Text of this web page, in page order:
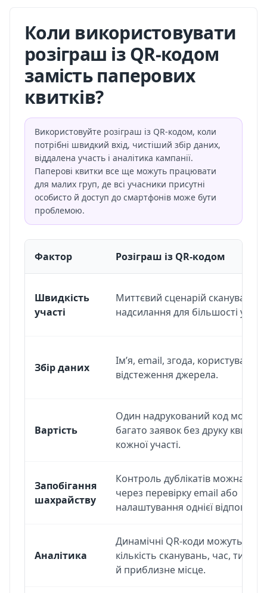
Коли використовувати
розіграш із QR-кодом
замість паперових
квитків?
Використовуйте розіграш із QR-кодом, коли
потрібні швидкий вхід, чистіший збір даних,
віддалена участь і аналітика кампанії.
Паперові квитки все ще можуть працювати
для малих груп, де всі учасники присутні
особисто й доступ до смартфонів може бути
проблемою.
Фактор Розіграш із QR-кодом
Швидкість
участі
Миттєвий сценарій сканування
надсилання для більшості
Збір даних
Ім’я, email, згода,
відстеження джерела.
Вартість
Один надрукований код може
багато заявок без друку квитка
кожної участі.
Запобігання
шахрайству
Контроль дублікатів можна
через перевірку email або
налаштування однієї відповіді.
Аналітика
Динамічні QR-коди можуть
кількість сканувань, час, тип
й приблизне місце.